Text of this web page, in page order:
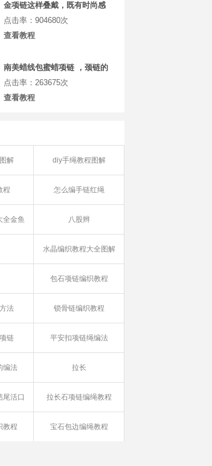
金项链这样叠戴，既有时尚感
又不俗气
点击率：904680次
查看教程
南美蜡线包蜜蜡项链 ，颈链的
原创设计～
点击率：263675次
查看教程
解 diy手绳教程图解
程 怎么编手链红绳
全金鱼 八股辫
水晶编织教程大全图解
包石项链编织教程
法 锁骨链编织教程
链 平安扣项链绳编法
编法 拉长
尾活口 拉长石项链编绳教程
教程 宝石包边编绳教程